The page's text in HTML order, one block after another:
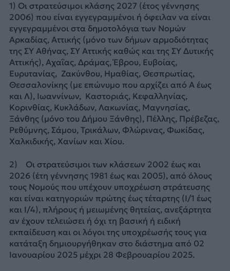
1) Οι στρατεύσιμοι κλάσης 2027 (έτος γέννησης
2006) που είναι εγγεγραμμένοι ή όφειλαν να είναι
εγγεγραμμένοι στα δημοτολόγια των Νομών
Αρκαδίας, Αττικής (μόνο των δήμων αρμοδιότητας
της ΣΥ Αθήνας, ΣΥ Αττικής καθώς και της ΣΥ Δυτικής
Αττικής), Αχαΐας, Δράμας, Έβρου, Ευβοίας,
Ευρυτανίας, Ζακύνθου, Ημαθίας, Θεσπρωτίας,
Θεσσαλονίκης (με επώνυμο που αρχίζει από Α έως
και Λ), Ιωαννίνων, Καστοριάς, Κεφαλληνίας,
Κορινθίας, Κυκλάδων, Λακωνίας, Μαγνησίας,
Ξάνθης (μόνο του Δήμου Ξάνθης), Πέλλης, Πρέβεζας,
Ρεθύμνης, Σάμου, Τρικάλων, Φλώρινας, Φωκίδας,
Χαλκιδικής, Χανίων και Χίου.
2) Οι στρατεύσιμοι των κλάσεων 2002 έως και
2026 (έτη γέννησης 1981 έως και 2005), από όλους
τους Νομούς που υπέχουν υποχρέωση στράτευσης
και είναι κατηγοριών πρώτης έως τέταρτης (Ι/1 έως
και Ι/4), πλήρους ή μειωμένης θητείας, ανεξάρτητα
αν έχουν τελειώσει ή όχι τη βασική ή ειδική
εκπαίδευση και οι λόγοι της υποχρέωσής τους για
κατάταξη δημιουργήθηκαν στο διάστημα από 02
Ιανουαρίου 2025 μέχρι 28 Φεβρουαρίου 2025.